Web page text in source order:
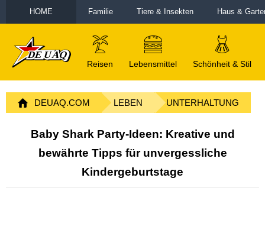
HOME Familie Tiere & Insekten Haus &
Reisen Lebensmittel Schönheit & Stil
DEUAQ.COM LEBEN UNTERHALTUNG
Baby Shark Party-Ideen: Kreative und
bewährte Tipps für unvergessliche
Kindergeburtstage